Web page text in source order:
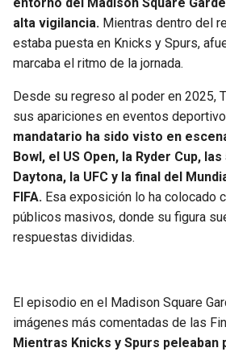
entorno del Madison Square
alta vigilancia. Mientras dentro del
estaba puesta en Knicks y Spurs,
marcaba el ritmo de la jornada.
Desde su regreso al poder en 2025,
sus apariciones en eventos
mandatario ha sido visto en
Bowl, el US Open, la Ryder Cup,
Daytona, la UFC y la final del
FIFA. Esa exposición lo ha colocado
públicos masivos, donde su figura
respuestas divididas.
El episodio en el Madison Square
imágenes más comentadas de las
Mientras Knicks y Spurs